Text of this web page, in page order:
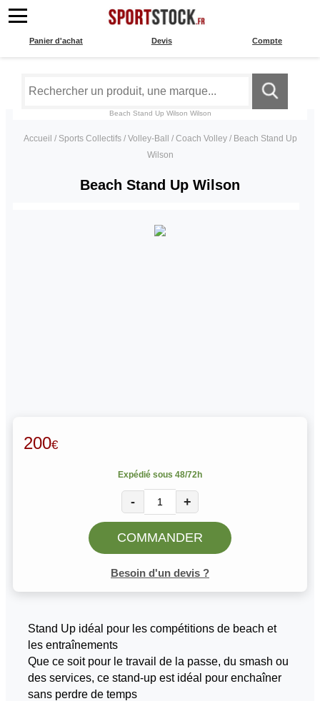
Compte
Devis
Panier d'achat
Beach Stand Up Wilson Wilson
Accueil / Sports Collectifs/ Volley-Ball / Coach Volley/ Beach Stand Up
Wilson
Beach Stand Up Wilson
200€
Expédié sous 48/72h
- +
COMMANDER
Besoin d'un devis ?
Stand Up idéal pour les compétitions de beach et
les entraînements
Que ce soit pour le travail de la passe, du smash ou
des services, ce stand-up est idéal pour enchaîner
sans perdre de temps